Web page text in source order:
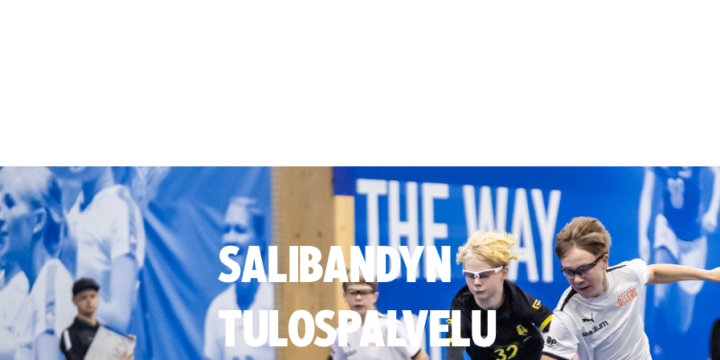
SALIBANDYN
TULOSPALVELU